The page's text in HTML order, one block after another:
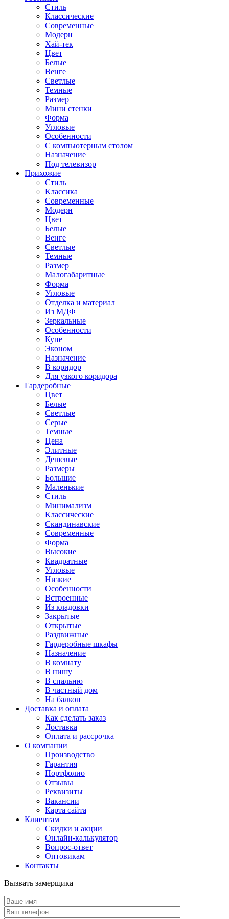
Стиль
Классические
Современные
Модерн
Хай-тек
Цвет
Белые
Венге
Светлые
Темные
Размер
Мини стенки
Форма
Угловые
Особенности
С компьютерным столом
Назначение
Под телевизор
Прихожие
Стиль
Классика
Современные
Модерн
Цвет
Белые
Венге
Светлые
Темные
Размер
Малогабаритные
Форма
Угловые
Отделка и материал
Из МДФ
Зеркальные
Особенности
Купе
Эконом
Назначение
В коридор
Для узкого коридора
Гардеробные
Цвет
Белые
Светлые
Серые
Темные
Цена
Элитные
Дешевые
Размеры
Большие
Маленькие
Стиль
Минимализм
Классические
Скандинавские
Современные
Форма
Высокие
Квадратные
Угловые
Низкие
Особенности
Встроенные
Из кладовки
Закрытые
Открытые
Раздвижные
Гардеробные шкафы
Назначение
В комнату
В нишу
В спальню
В частный дом
На балкон
Доставка и оплата
Как сделать заказ
Доставка
Оплата и рассрочка
О компании
Производство
Гарантия
Портфолио
Отзывы
Реквизиты
Вакансии
Карта сайта
Клиентам
Скидки и акции
Онлайн-калькулятор
Вопрос-ответ
Оптовикам
Контакты
Вызвать замерщика